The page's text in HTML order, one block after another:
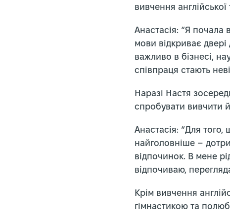
вивчення
Анастасія: “Я почала
мови відкриває двері
важливо в бізнесі,
співпраця стають
Наразі Настя
спробувати вивчити й
Анастасія: “Для того,
найголовніше –
відпочинок. В мене
відпочиваю,
Крім вивчення
гімнастикою та